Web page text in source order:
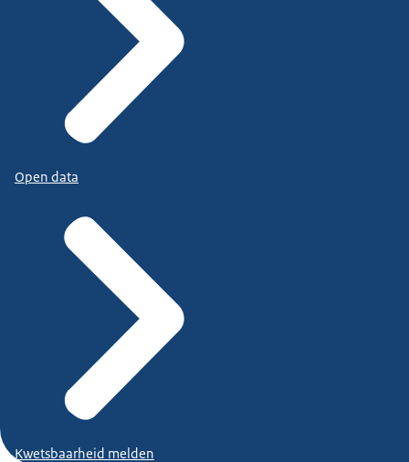
Open data
Kwetsbaarheid melden